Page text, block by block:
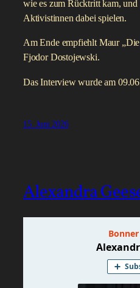
wie es zum Rücktritt kam,
Aktivistinnen dabei spielen.
Am Ende empfiehlt Maur
Fjodor Dostojewski.
Das Interview wurde am
15. Juni 2026
Alexandra